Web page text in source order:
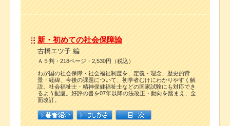
新・初めての社会保障論
古橋エツ子 編
Ａ５判・218ページ・2,530円（税込）
わが国の社会保障・社会福祉制度を、定義・理念、歴史的背
景・経緯、今後の課題について、初学者むけにわかりやすく解
説。社会福祉士・精神保健福祉士などの国家試験にも対応でき
るよう配慮。好評の書を07年以降の法改正・動向を踏まえ、全
面改訂。